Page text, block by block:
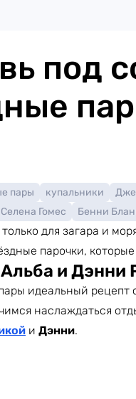
под
пары купальники
Селена Гомес Бенни
для загара и
парочки,
и Дэнни
идеальный рецепт
наслаждаться
и Дэнни.